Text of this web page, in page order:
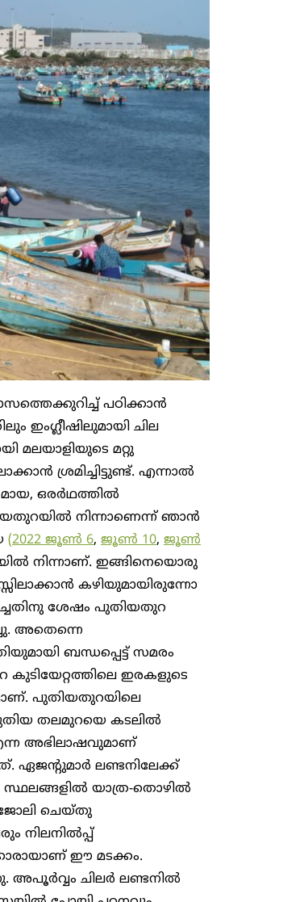
പഠിക്കാൻ
ഇംഗ്ലീഷിലുമായി ചില
മലയാളിയുടെ മറ്റു
ശ്രമിച്ചിട്ടുണ്ട്. എന്നാൽ
ഒരർഥത്തിൽ
നിന്നാണെന്ന് ഞാൻ
(2022 ജൂൺ 6, ജൂൺ 10, ജൂൺ
നിന്നാണ്. ഇങ്ങിനെയൊരു
കഴിയുമായിരുന്നോ
ശേഷം പുതിയതുറ
അതെന്നെ
ബന്ധപ്പെട്ട് സമരം
കുടിയേറ്റത്തിലെ ഇരകളുടെ
പുതിയതുറയിലെ
തലമുറയെ കടലിൽ
അഭിലാഷവുമാണ്
ഏജന്റുമാർ ലണ്ടനിലേക്ക്
യാത്ര-തൊഴിൽ
ജോലി ചെയ്തു
നിലനിൽപ്പ്
ഈ മടക്കം.
അപൂർവ്വം ചിലർ ലണ്ടനിൽ